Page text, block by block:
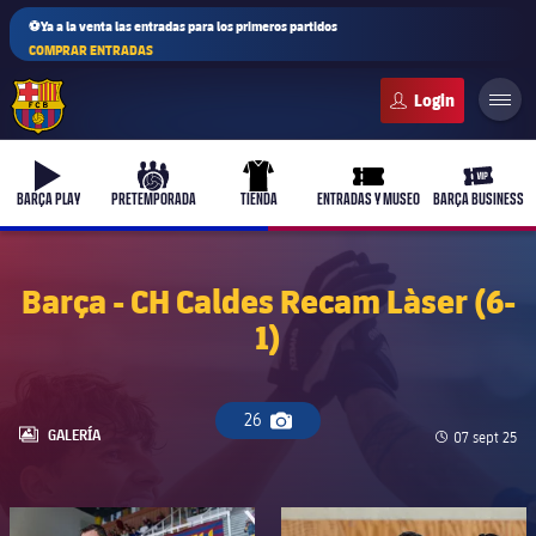
⚽Ya a la venta las entradas para los primeros partidos
COMPRAR ENTRADAS
b-play
BARÇA PLAY
culers-ball
PRETEMPORADA
uniform
TIENDA
ticket-full
ENTRADAS Y MUSEO
ticket-
BARÇA BUSINESS
Femenino
plusicon
más
Barça Atlètic
plusicon
más
Barça - CH Caldes Recam Làser (6-
1)
26
Icono de cámara
LABEL.ARIA.GALLERY
GALERÍA Fecha de
07 sept 25
FC Barcelona club badge FC Barcelona club badge